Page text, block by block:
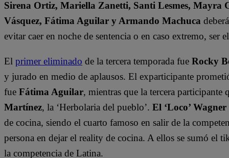
Sirena Ortiz, Mariella Zanetti, Santi Lesmes, Mayra
Vásquez, Fátima Aguilar y Armando Machuca
evitar caer en noche de sentencia o en caso extremo, ser
El primer eliminado de la tercera temporada fue Rocky
y jurado en medio de aplausos. El exparticipante
fue Fátima Aguilar, mientras que la tercera
Martínez, la ‘Herbolaria del pueblo’. El ‘Loco’ Wagner
de cocina, siendo el cuarto famoso en salir de la
persona en dejar el reality de cocina. A ellos se sumó el
la competencia de Latina.